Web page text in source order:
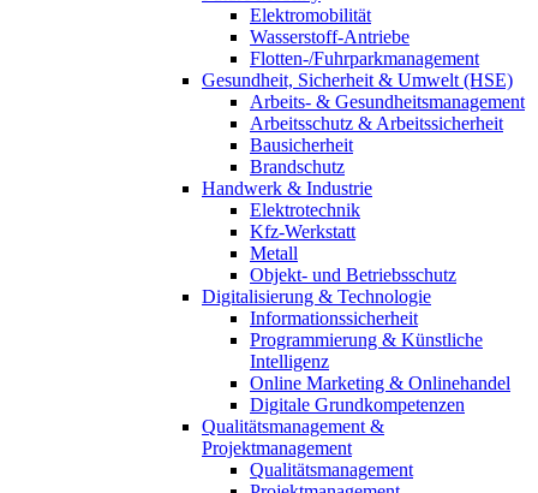
Elektromobilität
Wasserstoff-Antriebe
Flotten-/Fuhrparkmanagement
Gesundheit, Sicherheit & Umwelt (HSE)
Arbeits- & Gesundheitsmanagement
Arbeitsschutz & Arbeitssicherheit
Bausicherheit
Brandschutz
Handwerk & Industrie
Elektrotechnik
Kfz-Werkstatt
Metall
Objekt- und Betriebsschutz
Digitalisierung & Technologie
Informationssicherheit
Programmierung & Künstliche
Intelligenz
Online Marketing & Onlinehandel
Digitale Grundkompetenzen
Qualitätsmanagement &
Projektmanagement
Qualitätsmanagement